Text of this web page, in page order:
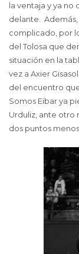
la ventaja y ya no
delante.
complicado, por
del Tolosa que
situación en la
vez a Axier
del encuentro
Somos Eibar ya
Urduliz, ante otro
dos puntos menos.